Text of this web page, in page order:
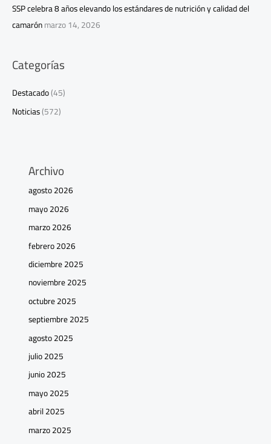
SSP celebra 8 años elevando los estándares de nutrición y calidad del
camarónmarzo 14, 2026
Categorías
Destacado(45)
Noticias(572)
Archivo
agosto 2026
mayo 2026
marzo 2026
febrero 2026
diciembre 2025
noviembre 2025
octubre 2025
septiembre 2025
agosto 2025
julio 2025
junio 2025
mayo 2025
abril 2025
marzo 2025